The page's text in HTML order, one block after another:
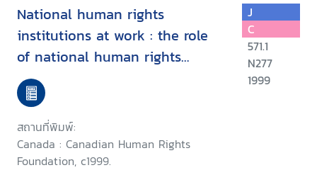
National human rights
institutions at work : the role
of national human rights
commissions in the promotion
and protection of economic,
social and cultural rights, Asian
Regional Training Program,
Antipolo City, Philippines, May
สถานที่พิมพ์:
Canada : Canadian Human Rights
Foundation, c1999.
J
C
571.1
N277
1999